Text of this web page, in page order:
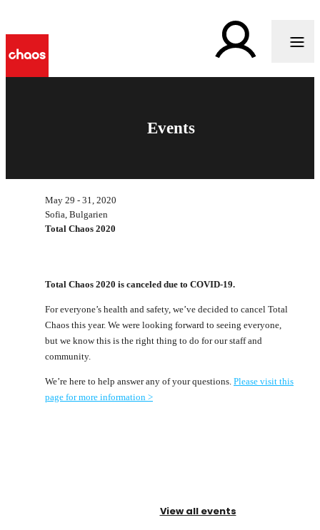
Events
May 29 - 31, 2020
Sofia, Bulgarien
Total Chaos 2020
Total Chaos 2020 is canceled due to COVID-19.
For everyone’s health and safety, we’ve decided to cancel Total
Chaos this year. We were looking forward to seeing everyone,
but we know this is the right thing to do for our staff and
community.
We’re here to help answer any of your questions. Please visit this
page for more information >
View all events